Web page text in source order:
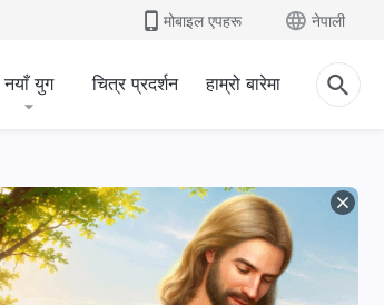
मोबाइल एपहरू नेपाली
नयाँ युग चित्र प्रदर्शन हाम्रो बारेमा